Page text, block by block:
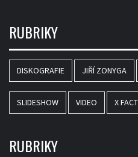
RUBRIKY
DISKOGRAFIE JIŘÍ ZONYGA
SLIDESHOW VIDEO X
RUBRIKY